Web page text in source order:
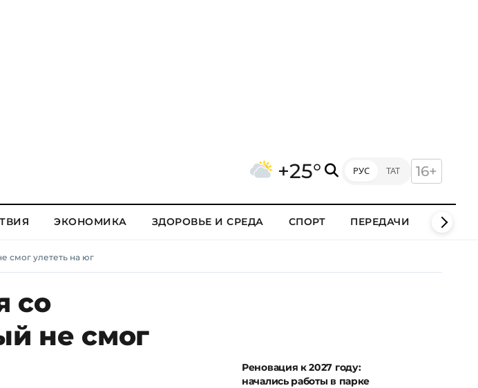
+25° РУС ТАТ 16+
ЭКОНОМИКА ЗДОРОВЬЕ И СРЕДА СПОРТ ПЕРЕДАЧИ КЛИПЫ
смог улететь на юг
со
не смог
Реновация к 2027 году:
начались работы в парке